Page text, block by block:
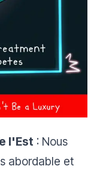
l'Est : Nous
abordable et